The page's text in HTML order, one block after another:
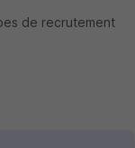
de recrutement